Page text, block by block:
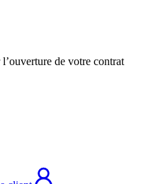
de votre contrat